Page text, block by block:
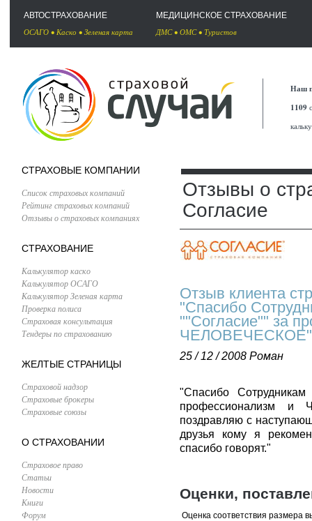
АВТОСТРАХОВАНИЕ
ОСАГО • Каско • Зеленая карта
МЕДИЦИНСКОЕ СТРАХОВАНИЕ
ДМС• ОМС• Туристов
Наш
1109
СТРАХОВЫЕ КОМПАНИИ
Список страховых компаний
Рейтинг страховых компаний
Отзывы о страховых компаниях
СТРАХОВАНИЕ
Калькулятор каско
Калькулятор ОСАГО
Калькулятор Зеленая карта
Проверка полиса
Страховая консультация
Тендеры по страхованию
ЖЕЛТЫЕ СТРАНИЦЫ
Страховой надзор
Страховые брокеры
Страховые союзы
О СТРАХОВАНИИ
Страховое право
Статьи
Новости
Книги
Форум
Отзывы о
Согласие
Отзыв клиента
"Спасибо
""Согласие"" за
ЧЕЛОВЕЧЕСКОЕ"
25 / 12 / 2008 Роман
"Спасибо
профессионализм и
поздравляю с
друзья кому я
спасибо говорят."
Оценки,
Оценка соответствия размера